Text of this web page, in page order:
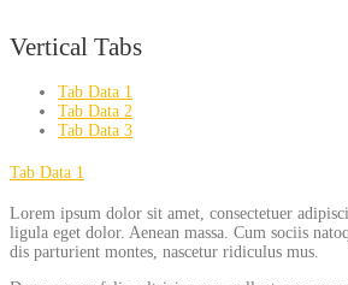
Vertical Tabs
Tab Data 1
Tab Data 2
Tab Data 3
Tab Data 1
Lorem ipsum dolor sit amet, consectetuer
ligula eget dolor. Aenean massa. Cum sociis
dis parturient montes, nascetur ridiculus mus.